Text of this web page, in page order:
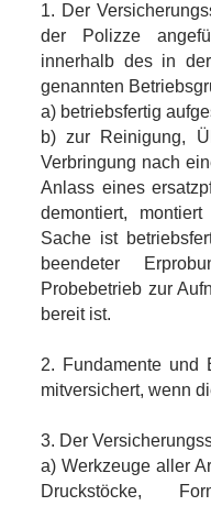
1. Der
der Polizze
innerhalb des in
genannten
a) betriebsfertig
b) zur Reinigung,
Verbringung nach
Anlass eines
demontiert,
Sache ist
beendeter
Probebetrieb zur
bereit ist.
2. Fundamente und
mitversichert, wenn
3. Der
a) Werkzeuge aller
Druckstöcke,